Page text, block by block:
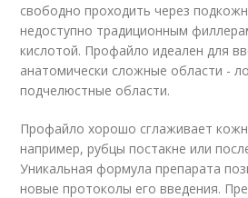
свободно проходить через
недоступно традиционным
кислотой. Профайло идеален для
анатомически сложные области -
подчелюстные области.
Профайло хорошо сглаживает
например, рубцы постакне или
Уникальная формула препарата
новые протоколы его введения.